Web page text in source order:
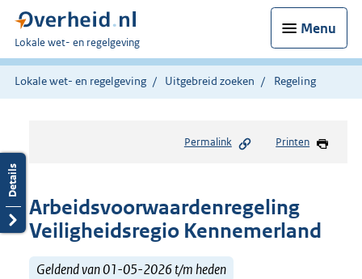
Menu
U
bent
hier:
Lokale wet- en regelgeving
Lokale wet- en regelgeving Uitgebreid zoeken Regeling
Permalink Printen
Arbeidsvoorwaardenregeling
Veiligheidsregio Kennemerland
Geldend van 01-05-2026 t/m heden